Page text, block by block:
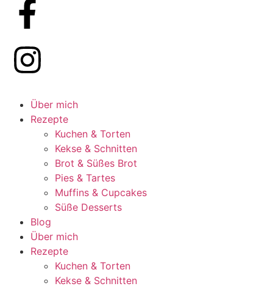
Über mich
Rezepte
Kuchen & Torten
Kekse & Schnitten
Brot & Süßes Brot
Pies & Tartes
Muffins & Cupcakes
Süße Desserts
Blog
Über mich
Rezepte
Kuchen & Torten
Kekse & Schnitten